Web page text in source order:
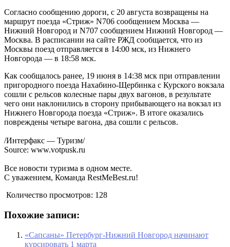
Согласно сообщению дороги, с 20 августа возвращены на
маршрут поезда «Стриж» N706 сообщением Москва —
Нижний Новгород и N707 сообщением Нижний Новгород —
Москва. В расписании на сайте РЖД сообщается, что из
Москвы поезд отправляется в 14:00 мск, из Нижнего
Новгорода — в 18:58 мск.
Как сообщалось ранее, 19 июня в 14:38 мск при отправлении
пригородного поезда Нахабино-Щербинка с Курского вокзала
сошли с рельсов колесные пары двух вагонов, в результате
чего они наклонились в сторону прибывающего на вокзал из
Нижнего Новгорода поезда «Стриж». В итоге оказались
повреждены четыре вагона, два сошли с рельсов.
/Интерфакс — Туризм/
Source: www.votpusk.ru
Все новости туризма в одном месте.
С уважением, Команда RestMeBest.ru!
Количество просмотров: 128
Похожие записи:
«Сапсаны» Петербург-Нижний Новгород начинают
курсировать 1 марта